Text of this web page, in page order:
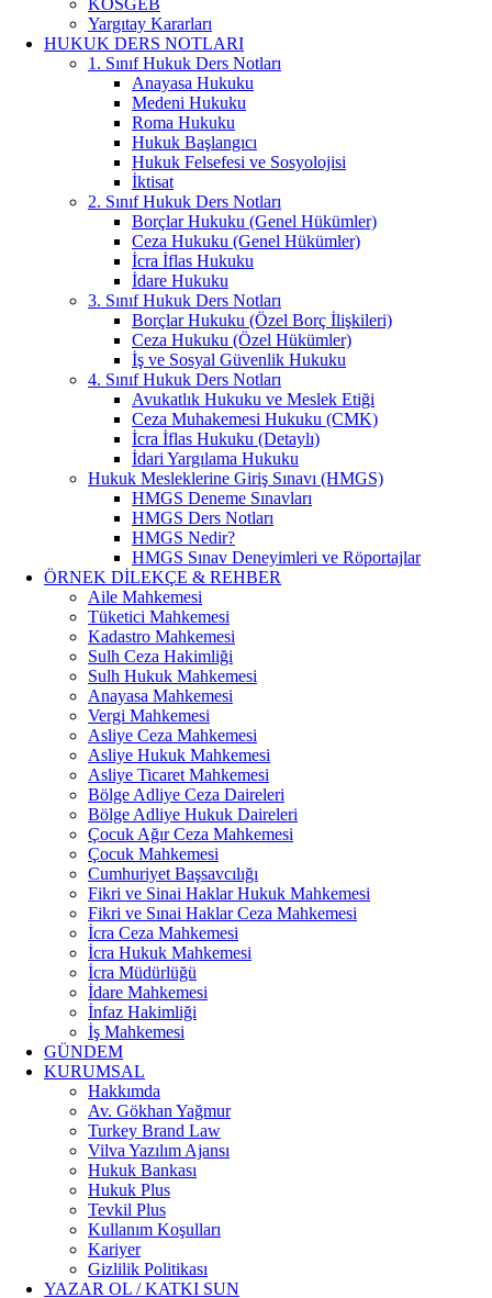
KOSGEB
Yargıtay Kararları
HUKUK DERS NOTLARI
1. Sınıf Hukuk Ders Notları
Anayasa Hukuku
Medeni Hukuku
Roma Hukuku
Hukuk Başlangıcı
Hukuk Felsefesi ve Sosyolojisi
İktisat
2. Sınıf Hukuk Ders Notları
Borçlar Hukuku (Genel Hükümler)
Ceza Hukuku (Genel Hükümler)
İcra İflas Hukuku
İdare Hukuku
3. Sınıf Hukuk Ders Notları
Borçlar Hukuku (Özel Borç İlişkileri)
Ceza Hukuku (Özel Hükümler)
İş ve Sosyal Güvenlik Hukuku
4. Sınıf Hukuk Ders Notları
Avukatlık Hukuku ve Meslek Etiği
Ceza Muhakemesi Hukuku (CMK)
İcra İflas Hukuku (Detaylı)
İdari Yargılama Hukuku
Hukuk Mesleklerine Giriş Sınavı (HMGS)
HMGS Deneme Sınavları
HMGS Ders Notları
HMGS Nedir?
HMGS Sınav Deneyimleri ve Röportajlar
ÖRNEK DILEKÇE & REHBER
Aile Mahkemesi
Tüketici Mahkemesi
Kadastro Mahkemesi
Sulh Ceza Hakimliği
Sulh Hukuk Mahkemesi
Anayasa Mahkemesi
Vergi Mahkemesi
Asliye Ceza Mahkemesi
Asliye Hukuk Mahkemesi
Asliye Ticaret Mahkemesi
Bölge Adliye Ceza Daireleri
Bölge Adliye Hukuk Daireleri
Çocuk Ağır Ceza Mahkemesi
Çocuk Mahkemesi
Cumhuriyet Başsavcılığı
Fikri ve Sinai Haklar Hukuk Mahkemesi
Fikri ve Sınai Haklar Ceza Mahkemesi
İcra Ceza Mahkemesi
İcra Hukuk Mahkemesi
İcra Müdürlüğü
İdare Mahkemesi
İnfaz Hakimliği
İş Mahkemesi
GÜNDEM
KURUMSAL
Hakkımda
Av. Gökhan Yağmur
Turkey Brand Law
Vilva Yazılım Ajansı
Hukuk Bankası
Hukuk Plus
Tevkil Plus
Kullanım Koşulları
Kariyer
Gizlilik Politikası
YAZAR OL / KATKI SUN